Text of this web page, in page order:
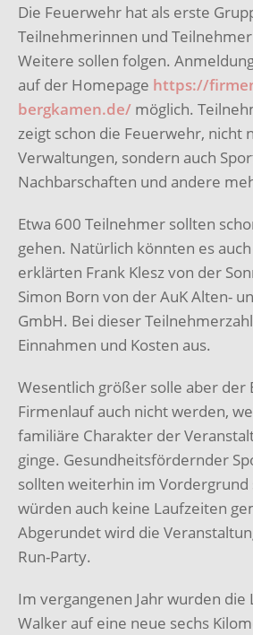
Die Feuerwehr hat als erste
Teilnehmerinnen und
Weitere sollen folgen.
auf der Homepage https://
bergkamen.de/ möglich.
zeigt schon die Feuerwehr, nicht
Verwaltungen, sondern auch
Nachbarschaften und andere
Etwa 600 Teilnehmer sollten
gehen. Natürlich könnten es
erklärten Frank Klesz von der
Simon Born von der AuK Alten-
GmbH. Bei dieser
Einnahmen und Kosten aus.
Wesentlich größer solle aber der
Firmenlauf auch nicht werden,
familiäre Charakter der
ginge. Gesundheitsfördernder
sollten weiterhin im Vordergrund
würden auch keine Laufzeiten
Abgerundet wird die
Run-Party.
Im vergangenen Jahr wurden die
Walker auf eine neue sechs